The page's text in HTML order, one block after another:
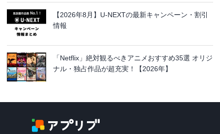
【2026年8月】U-NEXTの最新キャンペーン・割引
情報
「Netflix」絶対観るべきアニメおすすめ35選 オリジ
ナル・独占作品が超充実！【2026年】